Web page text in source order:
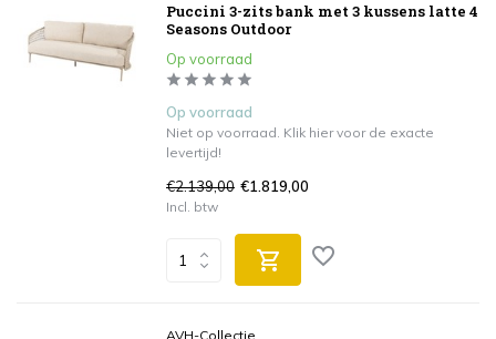
Puccini 3-zits bank met 3 kussens latte 4
Seasons Outdoor
Op voorraad
Op voorraad
Niet op voorraad. Klik hier voor de exacte
levertijd!
€2.139,00 €1.819,00
Incl. btw
AVH-Collectie